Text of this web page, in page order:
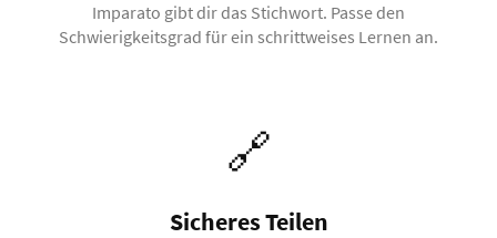
Imparato gibt dir das Stichwort. Passe den
Schwierigkeitsgrad für ein schrittweises Lernen an.
🔗
Sicheres Teilen